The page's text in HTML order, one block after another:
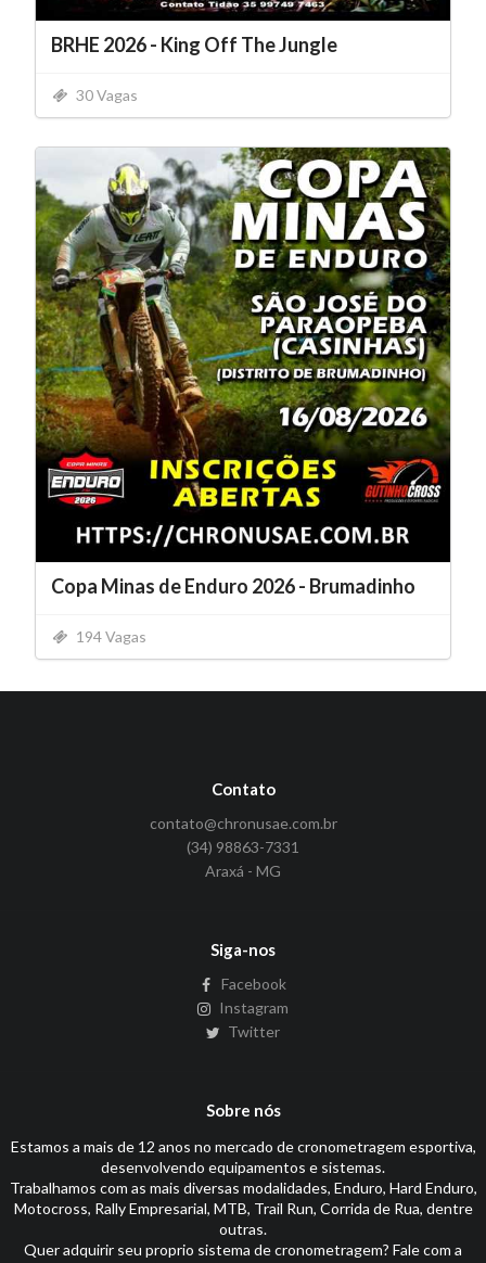
BRHE 2026 - King Off The Jungle
30 Vagas
Copa Minas de Enduro 2026 - Brumadinho
194 Vagas
Contato
contato@chronusae.com.br
(34) 98863-7331
Araxá - MG
Siga-nos
Facebook
Instagram
Twitter
Sobre nós
Estamos a mais de 12 anos no mercado de cronometragem esportiva,
desenvolvendo equipamentos e sistemas.
Trabalhamos com as mais diversas modalidades, Enduro, Hard Enduro,
Motocross, Rally Empresarial, MTB, Trail Run, Corrida de Rua, dentre
outras.
Quer adquirir seu proprio sistema de cronometragem? Fale com a